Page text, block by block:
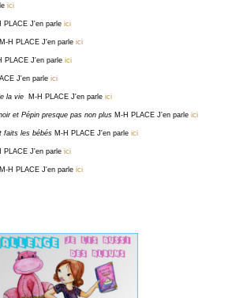
ici
PLACE J'en parle ici
M-H PLACE J'en parle ici
PLACE J'en parle ici
J'en parle ici
la vie M-H PLACE J'en parle ici
et Pépin presque pas non plus M-H PLACE J'en parle ici
faits les bébés M-H PLACE J'en parle ici
PLACE J'en parle ici
M-H PLACE J'en parle ici